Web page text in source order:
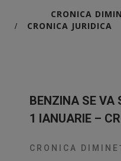
CRONICA
/ CRONICA JURIDICA
BENZINA SE VA
1 IANUARIE –
CRONICA